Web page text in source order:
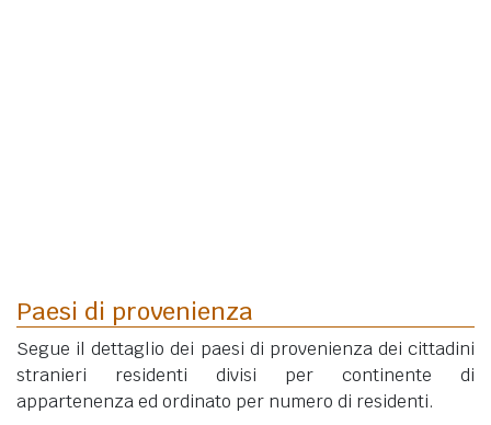
Paesi di provenienza
Segue il dettaglio dei paesi di provenienza dei cittadini
stranieri residenti divisi per continente di
appartenenza ed ordinato per numero di residenti.